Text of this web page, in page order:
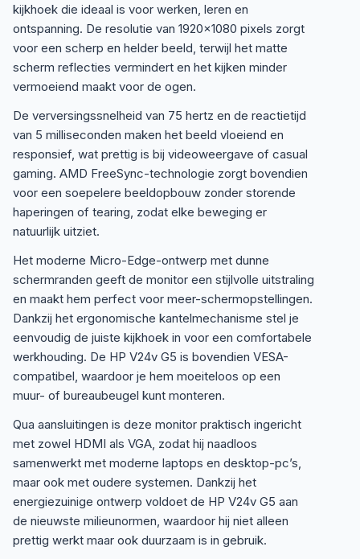
kijkhoek die ideaal is voor werken, leren en
ontspanning. De resolutie van 1920×1080 pixels zorgt
voor een scherp en helder beeld, terwijl het matte
scherm reflecties vermindert en het kijken minder
vermoeiend maakt voor de ogen.
De verversingssnelheid van 75 hertz en de reactietijd
van 5 milliseconden maken het beeld vloeiend en
responsief, wat prettig is bij videoweergave of casual
gaming. AMD FreeSync-technologie zorgt bovendien
voor een soepelere beeldopbouw zonder storende
haperingen of tearing, zodat elke beweging er
natuurlijk uitziet.
Het moderne Micro-Edge-ontwerp met dunne
schermranden geeft de monitor een stijlvolle uitstraling
en maakt hem perfect voor meer-schermopstellingen.
Dankzij het ergonomische kantelmechanisme stel je
eenvoudig de juiste kijkhoek in voor een comfortabele
werkhouding. De HP V24v G5 is bovendien VESA-
compatibel, waardoor je hem moeiteloos op een
muur- of bureaubeugel kunt monteren.
Qua aansluitingen is deze monitor praktisch ingericht
met zowel HDMI als VGA, zodat hij naadloos
samenwerkt met moderne laptops en desktop-pc’s,
maar ook met oudere systemen. Dankzij het
energiezuinige ontwerp voldoet de HP V24v G5 aan
de nieuwste milieunormen, waardoor hij niet alleen
prettig werkt maar ook duurzaam is in gebruik.